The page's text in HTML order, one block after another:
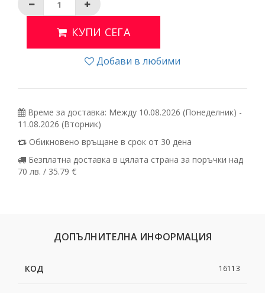
КУПИ СЕГА
Добави в любими
Време за доставка: Между 10.08.2026 (Понеделник) -
11.08.2026 (Вторник)
Обикновено връщане в срок от 30 дена
Безплатна доставка в цялата страна за поръчки над
70 лв. / 35.79 €
ДОПЪЛНИТЕЛНА ИНФОРМАЦИЯ
КОД 16113